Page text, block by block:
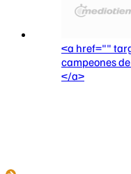
<a href=""
campeones
</a>